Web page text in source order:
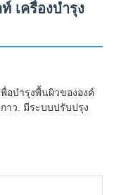
เครื่องบํารุง
อบํารุงพื้นผิวขององค์
าว. มีระบบปรับปรุง